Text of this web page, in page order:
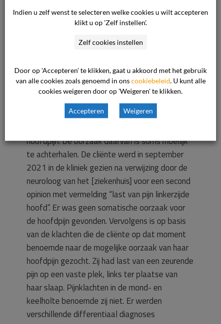
hebben geleden. Die schade bestaat naast de
als haar echtgenoot uit de intensieve palliatieve
moeten leveren.
Standpunt zorgaanbieder
De afdeling neurologie van de zorgaanbieder
hoofdpijn. De oorzaak daarvan is soms moeilijk
te achterhalen. De cliënte werd in september
2021 in de kliniek gezien na verwijzing door de
neuroloog van het [ziekenhuis] voor een second
opinion met vermelding “last van pijn linkerzijde
hoofd”. Er was geen somatische oorzaak voor
de hoofdpijn gevonden. Vervolgens is op basis
van de klachten die de cliënte op dat moment
benoemde naar de mogelijke oorzaak van haar
hoofdpijn gezocht. Zij had last van een zeurende
pijn op een vaste plek, links ter plaatse van
haar slaap. Pijnklachten in de mond- en
keelholte benoemde zij niet. Er werden
verschillende differentiaal diagnoses
Indien u zelf wenst te selecteren welke cookies u wilt accepteren
klikt u op 'Zelf instellen'.
Zelf cookies instellen
Door op 'Accepteren' te klikken, gaat u akkoord met het gebruik
van alle cookies zoals genoemd in onscookiebeleid. U kunt alle
cookies weigeren door op 'Weigeren' te klikken.
Accepteren Weigeren